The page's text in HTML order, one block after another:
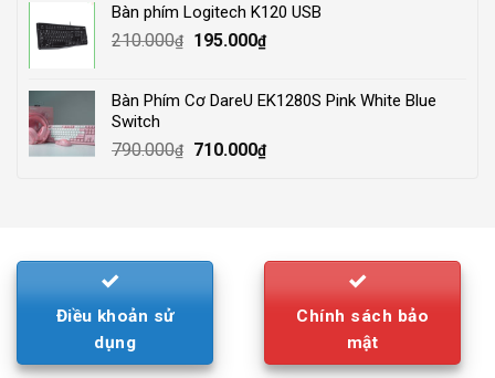
4.000.000₫.3.500.000₫.
Bàn phím Logitech K120 USB
210.000₫
Original
210.000₫.
195.000₫Current
195.000₫.
Bàn Phím Cơ DareU EK1280S Pink White Blue
Switch
790.000₫
Original
710.000₫Current
Điều khoản sử
dụng
Chính sách bảo
mật